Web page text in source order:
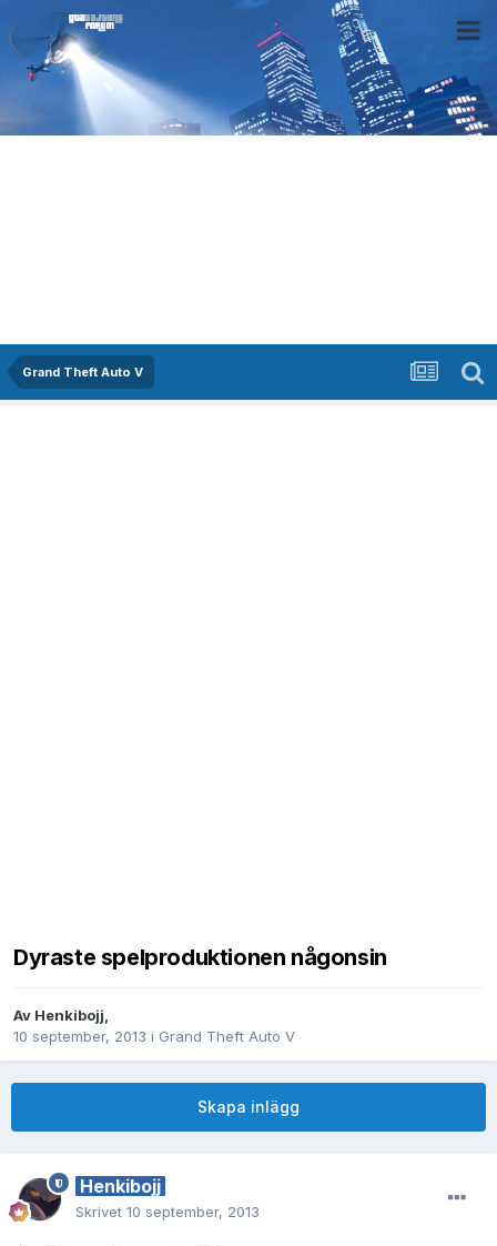
Grand Theft Auto V
Dyraste spelproduktionen någonsin
Av Henkibojj,
10 september, 2013 i Grand Theft Auto V
Skapa inlägg
Henkibojj
Skrivet 10 september, 2013